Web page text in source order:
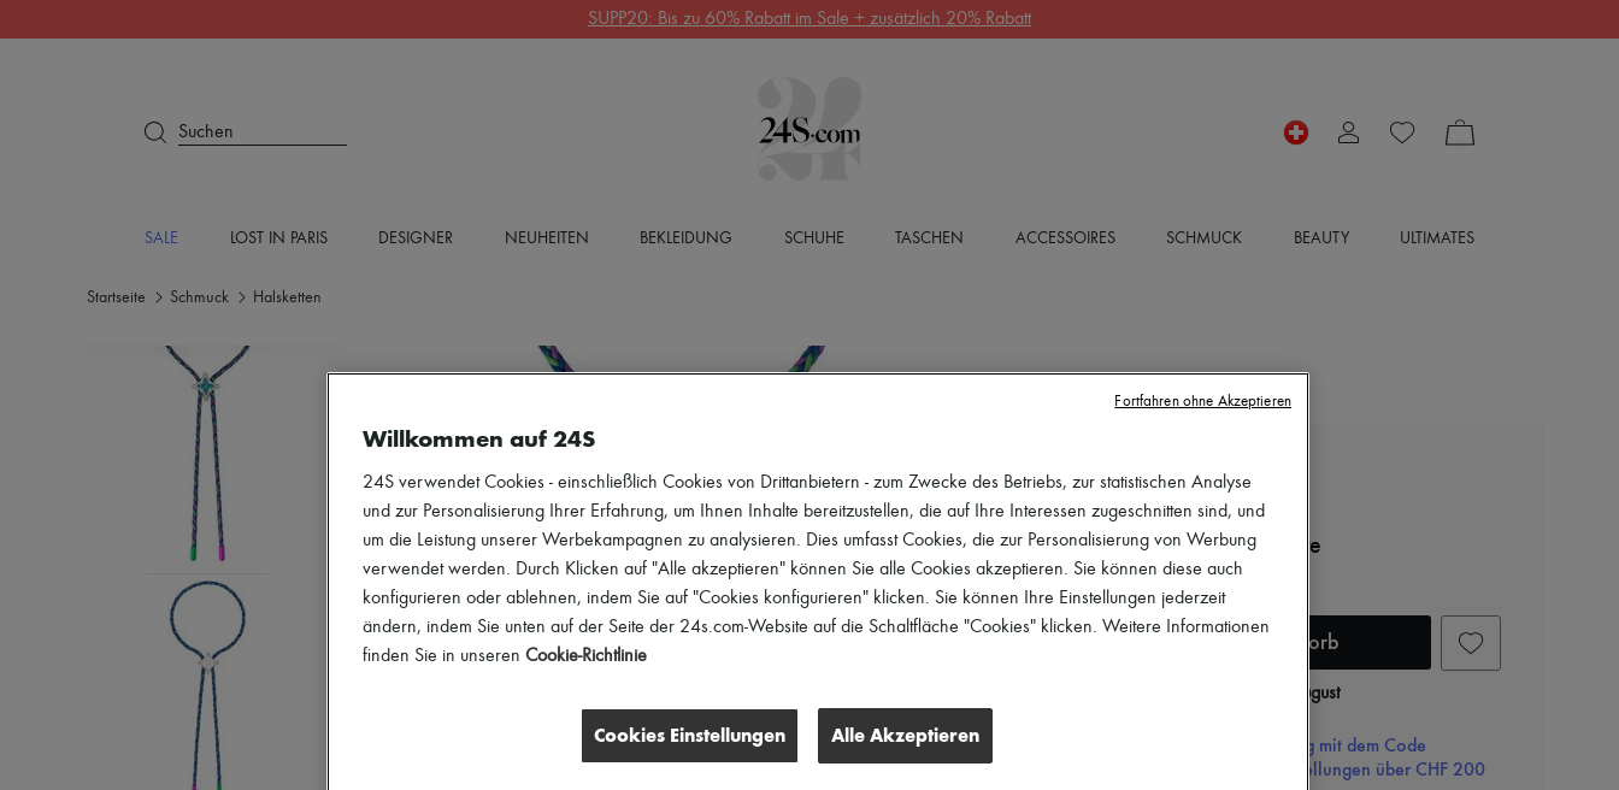
SUPP20: Bis zu 60% Rabatt im Sale + zusätzlich 20% Rabatt
Suchen
SALE LOST IN PARIS DESIGNER NEUHEITEN BEKLEIDUNG SCHUHE TASCHEN ACCESSOIRES SCHMUCK BEAUTY ULTIMATES
Startseite Schmuck Halsketten
EXCLUSIVE
LOUIS VUITTON
MNG Big Party Halskette
CHF 1’155
In den Warenkorb
Dienstag, 11. August
-10% auf Ihre Erste Bestellung mit dem Code
ULTIMATESFIRST10. Für Bestellungen über CHF 200
Willkommen auf 24S
24S verwendet Cookies - einschließlich Cookies von Drittanbietern - zum Zwecke des Betriebs, zur statistischen Analyse
und zur Personalisierung Ihrer Erfahrung, um Ihnen Inhalte bereitzustellen, die auf Ihre Interessen zugeschnitten sind, und
um die Leistung unserer Werbekampagnen zu analysieren. Dies umfasst Cookies, die zur Personalisierung von Werbung
verwendet werden. Durch Klicken auf "Alle akzeptieren" können Sie alle Cookies akzeptieren. Sie können diese auch
konfigurieren oder ablehnen, indem Sie auf "Cookies konfigurieren" klicken. Sie können Ihre Einstellungen jederzeit
ändern, indem Sie unten auf der Seite der 24s.com-Website auf die Schaltfläche "Cookies" klicken. Weitere Informationen
finden Sie in unseren Cookie-Richtlinie
Cookies Einstellungen Alle Akzeptieren
Fortfahren ohne Akzeptieren